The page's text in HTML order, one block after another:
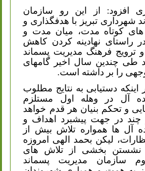
افزود: از این رو سازمان
شهرداری تبریز با هدفگذاری و
های کوتاه مدت، میان مدت و
راستای نهادینه کردن کاهش
و ترویج فرهنگ مدیریت پسماند
طی چندین سال اخیر گامهای
را بر داشته است.
اینکه دستیابی به نتایج مطلوب
آل در وهله اول مستلزم
و تحکم بنیان هر قدم خواهد
در جهت پیشبرد اهداف و
آل ها همواره تلاش بیش از
لیکن بحمد الهی امروزه
نشستن بخشی از تلاش های
سازمان مدیریت پسماند